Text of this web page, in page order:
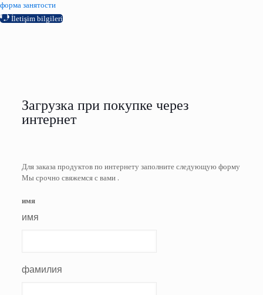
форма занятости
İletişim bilgileri
Загрузка при покупке через
интернет
Для заказа продуктов по интернету заполните следующую форму
Мы срочно свяжемся с вами .
имя
имя
фамилия